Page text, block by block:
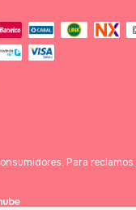
Para reclamos